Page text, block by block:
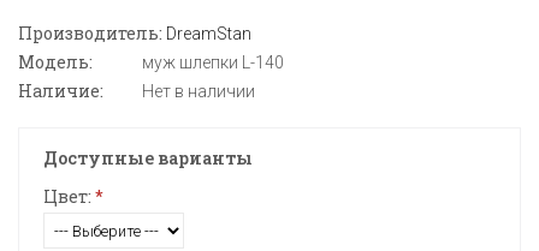
Производитель: DreamStan
Модель: муж шлепки L-140
Наличие: Нет в наличии
Доступные варианты
Цвет: *